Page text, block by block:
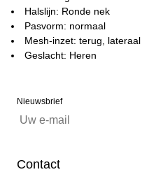
Halslijn: Ronde nek
Pasvorm: normaal
Mesh-inzet: terug, lateraal
Geslacht: Heren
Nieuwsbrief
Contact